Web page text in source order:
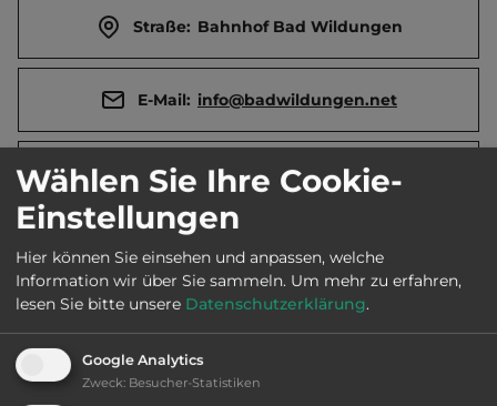
Straße: Bahnhof Bad Wildungen
E-Mail: info@badwildungen.net
Webseite: www.bad-wildungen.de
0049 5621 9656741
Wählen Sie Ihre Cookie-
Einstellungen
Hier können Sie einsehen und anpassen, welche
Information wir über Sie sammeln. Um mehr zu erfahren,
lesen Sie bitte unsere Datenschutzerklärung.
Google Analytics
Zweck: Besucher-Statistiken